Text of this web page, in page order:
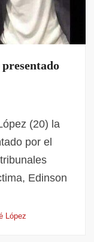
(20) la
por el
Edinson
López